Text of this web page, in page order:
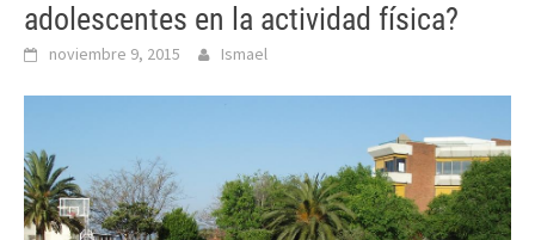
adolescentes en la actividad física?
noviembre 9, 2015 Ismael